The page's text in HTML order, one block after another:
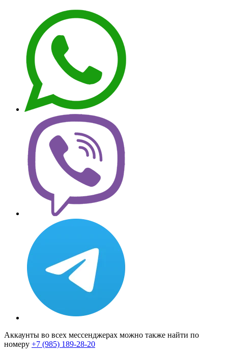
Аккаунты во всех мессенджерах можно также найти по
номеру +7 (985) 189-28-20